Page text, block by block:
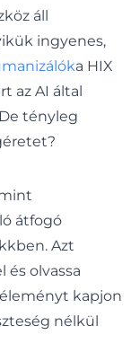
áll
ingyenes,
a HIX
az AI által
tényleg
átfogó
Azt
és olvassa
kapjon
nélkül